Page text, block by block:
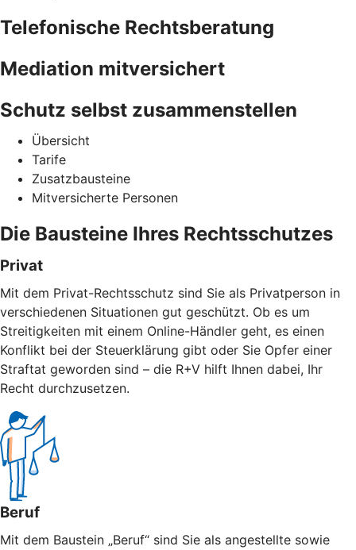
Telefonische Rechtsberatung
Mediation mitversichert
Schutz selbst zusammenstellen
Übersicht
Tarife
Zusatzbausteine
Mitversicherte Personen
Die Bausteine Ihres Rechtsschutzes
Privat
Mit dem Privat-Rechtsschutz sind Sie als Privatperson in
verschiedenen Situationen gut geschützt. Ob es um
Streitigkeiten mit einem Online-Händler geht, es einen
Konflikt bei der Steuerklärung gibt oder Sie Opfer einer
Straftat geworden sind – die R+V hilft Ihnen dabei, Ihr
Recht durchzusetzen.
Beruf
Mit dem Baustein „Beruf“ sind Sie als angestellte sowie